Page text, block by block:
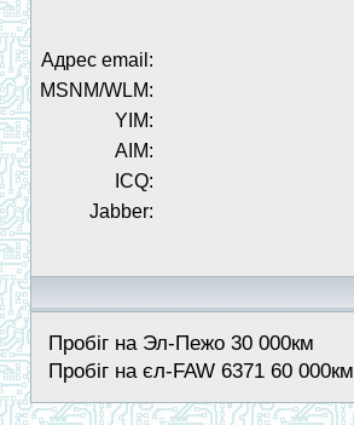
Адрес email:
MSNM/WLM:
YIM:
AIM:
ICQ:
Jabber:
Пробіг на Эл-Пежо 30 000км
Пробіг на єл-FAW 6371 60 000км